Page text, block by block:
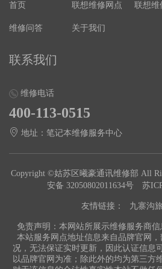
首页 联想维修网点 联想维
维修问答 关于我们
联系我们
维修电话
400-113-0515
地址：笔记本维修服务中心
Copyright ©姑苏区曦豪通讯维修部 All
安备 32050802011634号
苏
友情链接： 九寨沟
免责声明：本网站所展示维修服务商信
本站服务网点地址信息来自品牌官网
况，无法保证实时更新，因此认证信息
以品牌官网为准；除此外的均为第三方